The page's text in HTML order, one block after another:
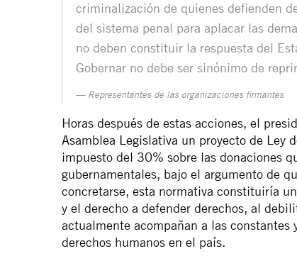
criminalización de quienes defienden
del sistema penal para aplacar las
no deben constituir la respuesta del
Gobernar no debe ser sinónimo de
Representantes de las organizaciones firmantes
Horas después de estas acciones, el
Asamblea Legislativa un proyecto de Ley
impuesto del 30% sobre las donaciones
gubernamentales, bajo el argumento de
concretarse, esta normativa constituiría
y el derecho a defender derechos, al
actualmente acompañan a las
derechos humanos en el país.